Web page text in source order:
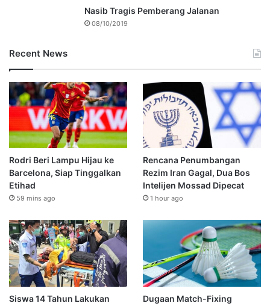
Nasib Tragis Pemberang Jalanan
08/10/2019
Recent News
Rodri Beri Lampu Hijau ke
Barcelona, Siap Tinggalkan
Etihad
59 mins ago
Rencana Penumbangan
Rezim Iran Gagal, Dua Bos
Intelijen Mossad Dipecat
1 hour ago
Siswa 14 Tahun Lakukan Dugaan Match-Fixing